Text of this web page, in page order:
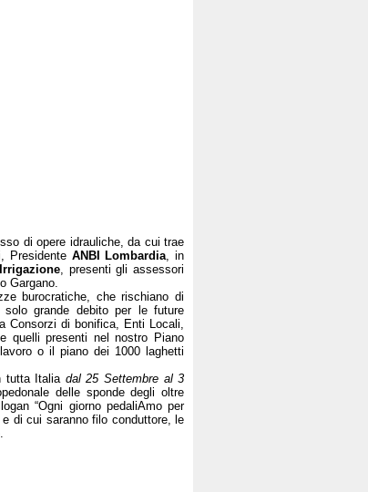
di opere idrauliche, da cui trae
Presidente ANBI Lombardia, in
, presenti gli assessori
Gargano.
burocratiche, che rischiano di
grande debito per le future
Consorzi di bonifica, Enti Locali,
quelli presenti nel nostro Piano
o il piano dei 1000 laghetti
tutta Italia dal 25 Settembre al 3
delle sponde degli oltre
“Ogni giorno pedaliAmo per
e di cui saranno filo conduttore, le